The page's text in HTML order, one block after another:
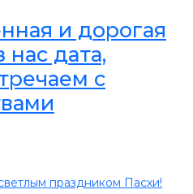
и дорогая
нас дата,
с